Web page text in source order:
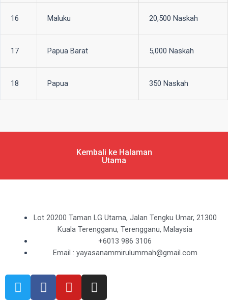
16 Maluku 20,500 Naskah
17 Papua Barat 5,000 Naskah
18 Papua 350 Naskah
Kembali ke Halaman
Utama
Lot 20200 Taman LG Utama, Jalan Tengku Umar, 21300
Kuala Terengganu, Terengganu, Malaysia
+6013 986 3106
Email : yayasanammirulummah@gmail.com
T
w
F
a
Y
o
I
n